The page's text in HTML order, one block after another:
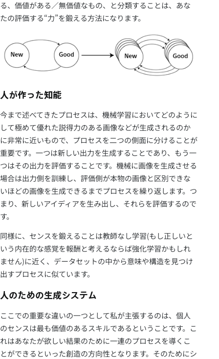
る、価値がある／無価値なもの、と分類することは、あな
たの評価する“力”を鍛える方法になります。
人が作った知能
今まで述べてきたプロセスは、機械学習においてどのように
して極めて優れた説得力のある画像などが生成されるのか
に非常に近いもので、プロセスを二つの側面に分けることが
重要です。一つは新しい出力を生成することであり、もう一
つはその出力を評価することです。機械に画像を生成させる
場合は出力側を訓練し、評価側が本物の画像と区別できな
いほどの画像を生成できるまでプロセスを繰り返します。つ
まり、新しいアイディアを生み出し、それらを評価するので
す。
同様に、センスを鍛えることは教師なし学習(もし正しいと
いう内在的な感覚を報酬と考えるならば強化学習かもしれ
ません)に近く、データセットの中から意味や構造を見つけ
出すプロセスに似ています。
人のための生成システム
ここでの重要な違いの一つとして私が主張するのは、個人
のセンスは最も価値のあるスキルであるということです。こ
れはあなたが欲しい結果のために一連のプロセスを導くこ
とができるといった創造の方向性となります。そのためにシ